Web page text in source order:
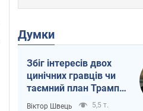
Думки
Збіг інтересів двох
цинічних гравців чи
таємний план Трампа
і Путіна?
Віктор Швець 5,5 т.